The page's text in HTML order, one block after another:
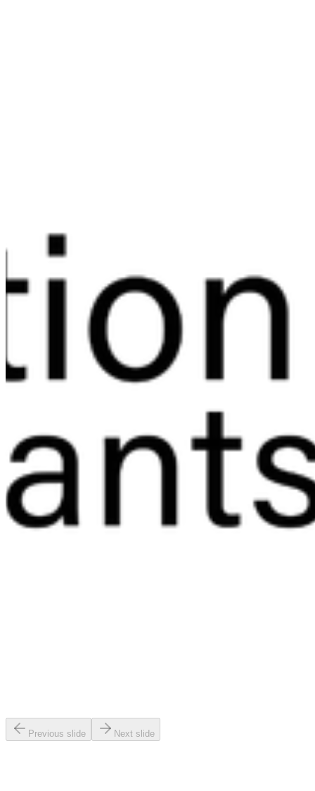
Previous slide Next slide